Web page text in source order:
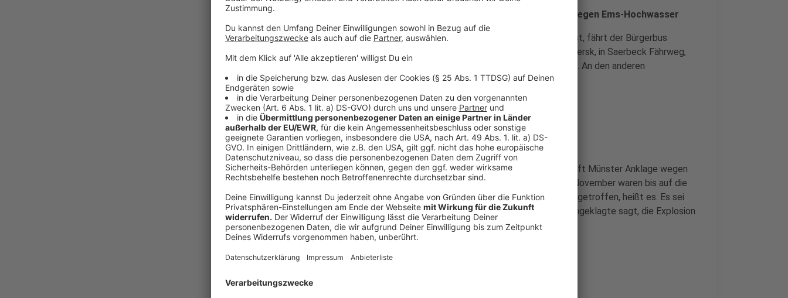
12:57 Uhr - Emsdetten/Saerbeck: Störungen bei Bürgerbus wegen Ems-Hochwasser
Da die Emsbrücke zwischen Hembergen und Saerbeck gesperrt ist, fährt der Bürgerbus
folgende Haltestellen nicht an: In Hembergen Im Bail und Up'm Mersk, in Saerbeck Fährweg,
Friedhofskapelle, Saerbeck-Mitte und Seniorenzentrum/Badesee. An den anderen
Haltestellen ist mit Verspätungen zu rechnen.
Anzeige
11:25 Uhr - Emsdetten: Anklage nach Explosion
Nach einer Gas-Explosion in Emsdetten hat die Staatsanwaltschaft Münster Anklage wegen
versuchten Mordes erhoben. Die Trümmer der Explosion Anfang November waren bis auf die
Straße geflogen und haben mindestens ein vorbeifahrendes Auto getroffen, heißt es. Es sei
Zufall gewesen, dass niemand zu Schaden kam. Der 19-Jährige Angeklagte sagt, die Explosion
sei ein Unfall gewesen.Zur vollständigen Meldung.